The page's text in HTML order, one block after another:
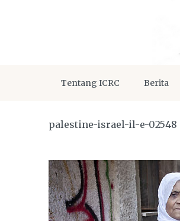
Tentang ICRC Berita
palestine-israel-il-e-02548